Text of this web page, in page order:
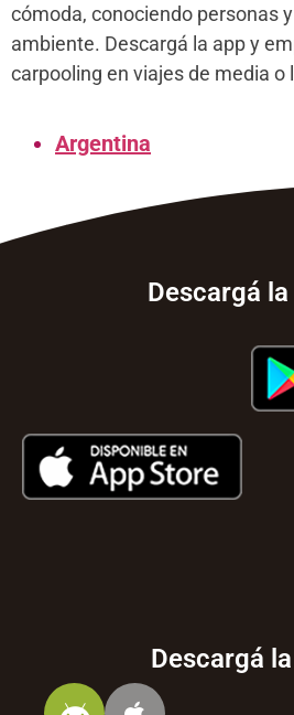
cómoda, conociendo personas
ambiente. Descargá la app y
carpooling en viajes de media o
Argentina
Descargá la
Descargá